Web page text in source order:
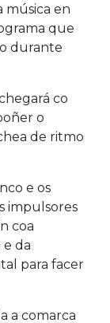
música en
que
durante
co
o
de ritmo
e os
impulsores
coa
da
para facer
a comarca